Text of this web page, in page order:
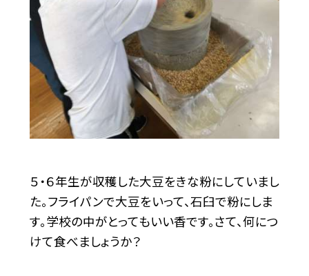
５・６年生が収穫した大豆をきな粉にしていまし
た。フライパンで大豆をいって、石臼で粉にしま
す。学校の中がとってもいい香です。さて、何につ
けて食べましょうか？